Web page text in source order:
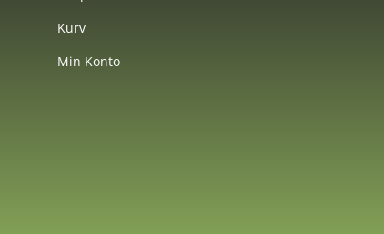
Kurv
Min Konto